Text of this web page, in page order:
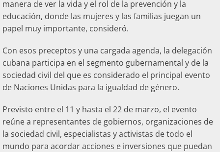
manera de ver la vida y el rol de la prevención y la
educación, donde las mujeres y las familias juegan un
papel muy importante, consideró.
Con esos preceptos y una cargada agenda, la delegación
cubana participa en el segmento gubernamental y de la
sociedad civil del que es considerado el principal evento
de Naciones Unidas para la igualdad de género.
Previsto entre el 11 y hasta el 22 de marzo, el evento
reúne a representantes de gobiernos, organizaciones de
la sociedad civil, especialistas y activistas de todo el
mundo para acordar acciones e inversiones que puedan